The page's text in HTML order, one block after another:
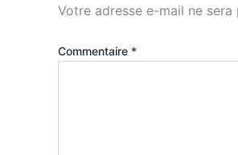
Votre adresse e-mail ne sera
Commentaire *